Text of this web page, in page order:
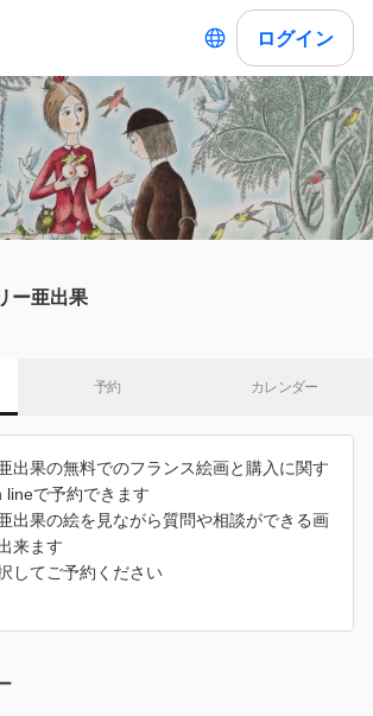
ログイン
ー亜出果
予約 カレンダー
出果の無料でのフランス絵画と購入に関す
lineで予約できます
出果の絵を見ながら質問や相談ができる画
来ます
してご予約ください